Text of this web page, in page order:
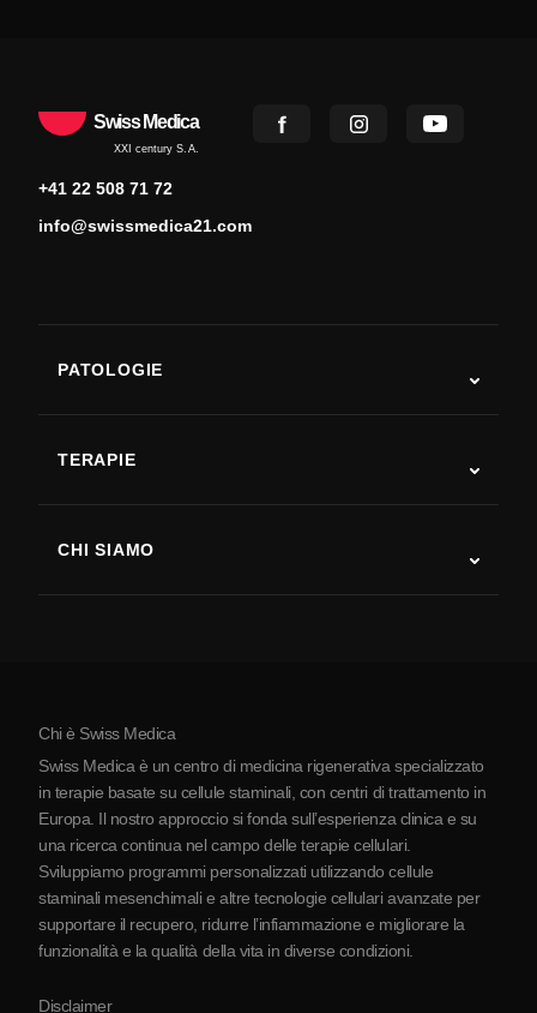
Swiss Medica
XXI century S.A.
+41 22 508 71 72
info@swissmedica21.com
PATOLOGIE
Malattia di Parkinson
Artrite
TERAPIE
CHI SIAMO
La Serbia
Partnership
Chi è Swiss Medica
Swiss Medica è un centro di medicina rigenerativa specializzato
in terapie basate su cellule staminali, con centri di trattamento in
Europa. Il nostro approccio si fonda sull’esperienza clinica e su
una ricerca continua nel campo delle terapie cellulari.
Sviluppiamo programmi personalizzati utilizzando cellule
staminali mesenchimali e altre tecnologie cellulari avanzate per
supportare il recupero, ridurre l’infiammazione e migliorare la
funzionalità e la qualità della vita in diverse condizioni.
Disclaimer